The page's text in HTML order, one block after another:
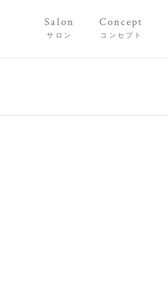
Salon
サロン
Concept
コンセプト